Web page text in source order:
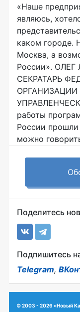
«Наше
являюсь,
каком городе.
Москва, а
России».
СЕКРАТАРЬ
работы
России прошли
можно
Поделитесь
Подпишитесь
Telegram,
© 2003 - 2026 «Новый